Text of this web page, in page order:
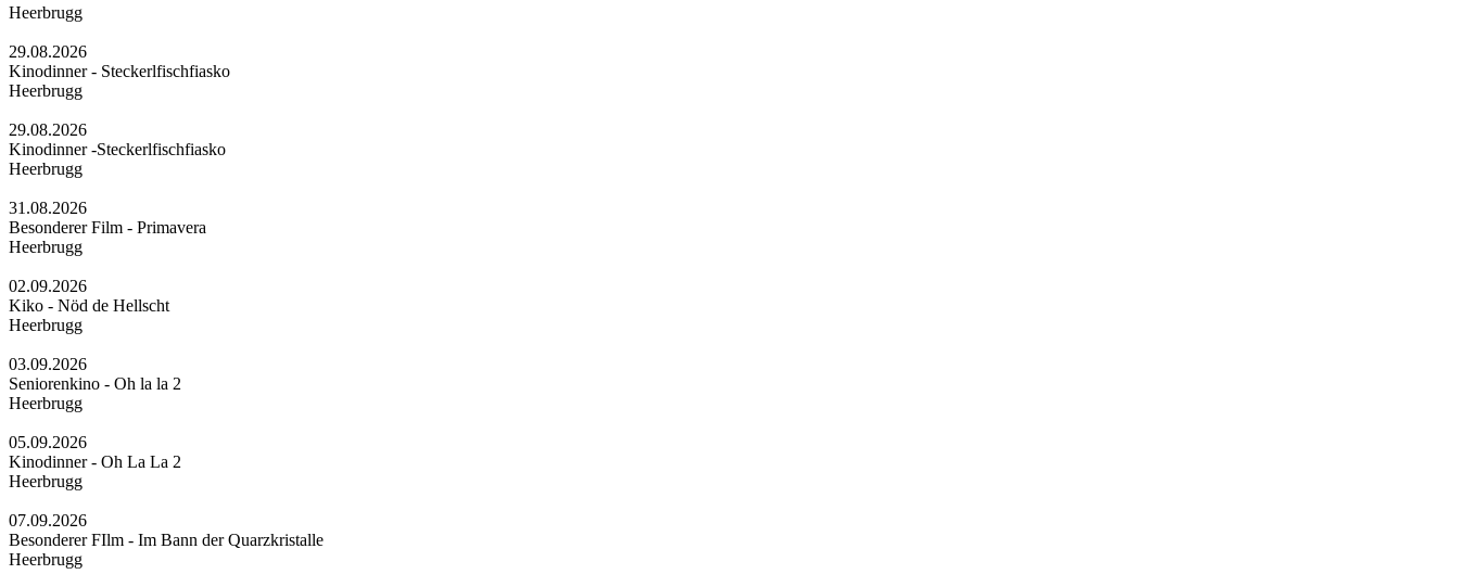
Heerbrugg
29.08.2026
Kinodinner - Steckerlfischfiasko
Heerbrugg
29.08.2026
Kinodinner -Steckerlfischfiasko
Heerbrugg
31.08.2026
Besonderer Film - Primavera
Heerbrugg
02.09.2026
Kiko - Nöd de Hellscht
Heerbrugg
03.09.2026
Seniorenkino - Oh la la 2
Heerbrugg
05.09.2026
Kinodinner - Oh La La 2
Heerbrugg
07.09.2026
Besonderer FIlm - Im Bann der Quarzkristalle
Heerbrugg